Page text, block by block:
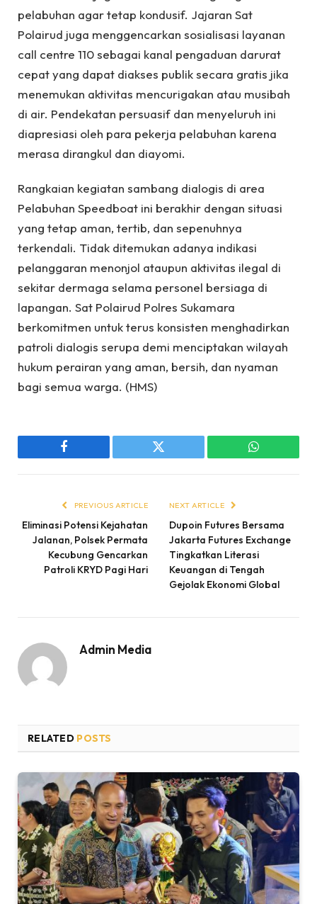
pelabuhan agar tetap kondusif. Jajaran Sat
Polairud juga menggencarkan sosialisasi layanan
call centre 110 sebagai kanal pengaduan darurat
cepat yang dapat diakses publik secara gratis jika
menemukan aktivitas mencurigakan atau musibah
di air. Pendekatan persuasif dan menyeluruh ini
diapresiasi oleh para pekerja pelabuhan karena
merasa dirangkul dan diayomi.
Rangkaian kegiatan sambang dialogis di area
Pelabuhan Speedboat ini berakhir dengan situasi
yang tetap aman, tertib, dan sepenuhnya
terkendali. Tidak ditemukan adanya indikasi
pelanggaran menonjol ataupun aktivitas ilegal di
sekitar dermaga selama personel bersiaga di
lapangan. Sat Polairud Polres Sukamara
berkomitmen untuk terus konsisten menghadirkan
patroli dialogis serupa demi menciptakan wilayah
hukum perairan yang aman, bersih, dan nyaman
bagi semua warga. (HMS)
Facebook Twitter WhatsApp
PREVIOUS ARTICLE
Eliminasi Potensi Kejahatan
Jalanan, Polsek Permata
Kecubung Gencarkan
Patroli KRYD Pagi Hari
NEXT ARTICLE
Dupoin Futures Bersama
Jakarta Futures Exchange
Tingkatkan Literasi
Keuangan di Tengah
Gejolak Ekonomi Global
Admin Media
RELATED POSTS